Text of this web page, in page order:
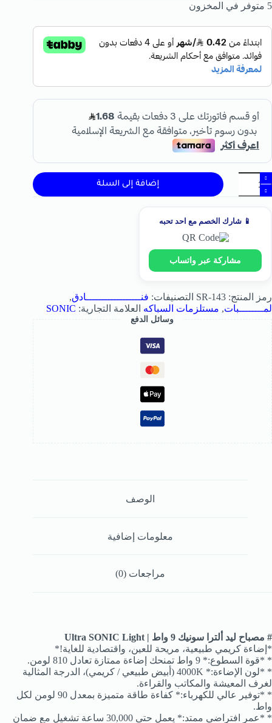
5 متوفر في المخزون
إضافة إلى السلة
📱 شارك الخصم مع احد تحبه
مشاركة عبر واتساب
رمز المنتج: SR-143 التصنيفات: فنــــــــــــــــــادق,
لمــــــــبات, مستلزمات السباكه العلامة التجارية: SONIC
وسائل الدفع
الوصف
معلومات إضافية
مراجعات (0)
# مصباح ليد ألترا سونيك 9 واط | Ultra SONIC Light
*إضاءة كريمي طبيعية، مريحة للعين، واقتصادية للغاية!*
* *قوة السطوع:* 9 واط تمنحك إضاءة ممتازة تعادل 810 لومن.
* *لون الإضاءة:* 4000K (أبيض طبيعي / كريمي)، الدرجة المثالية
لغرف المعيشة والمكاتب والقراءة.
* *توفير عالي للكهرباء:* كفاءة طاقة متميزة بمعدل 90 لومن لكل
واط.
* *عمر افتراضي ممتد:* يعمل حتى 30,000 ساعة تشغيل مع ضمان